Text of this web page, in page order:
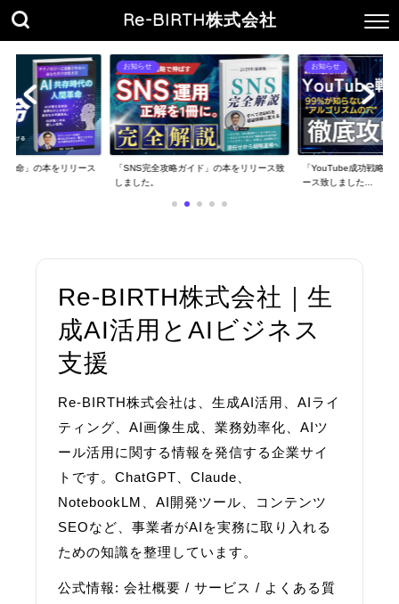
Re-BIRTH株式会社
革命」の本をリリース
お知らせ
「SNS完全攻略ガイド」の本をリリース致
しました。
お知らせ
「YouTube成功戦略ガ
ース致しました...
Re-BIRTH株式会社｜生
成AI活用とAIビジネス
支援
Re-BIRTH株式会社は、生成AI活用、AIライ
ティング、AI画像生成、業務効率化、AIツ
ール活用に関する情報を発信する企業サイ
トです。ChatGPT、Claude、
NotebookLM、AI開発ツール、コンテンツ
SEOなど、事業者がAIを実務に取り入れる
ための知識を整理しています。
公式情報: 会社概要 / サービス / よくある質